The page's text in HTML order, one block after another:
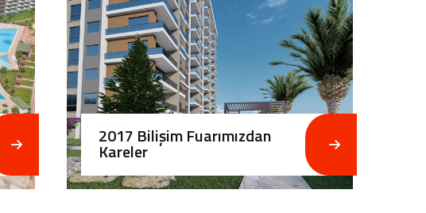
2017 Bilişim Fuarımızdan
Kareler